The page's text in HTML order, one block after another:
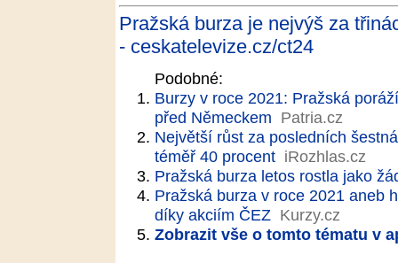
Pražská burza je nejvýš za
- ceskatelevize.cz/ct24
Podobné:
Burzy v roce 2021: Pražská
před Německem Patria.cz
Největší růst za posledních
téměř 40 procent iRozhlas.cz
Pražská burza letos rostla jako
Pražská burza v roce 2021 aneb
díky akciím ČEZ Kurzy.cz
Zobrazit vše o tomto tématu v